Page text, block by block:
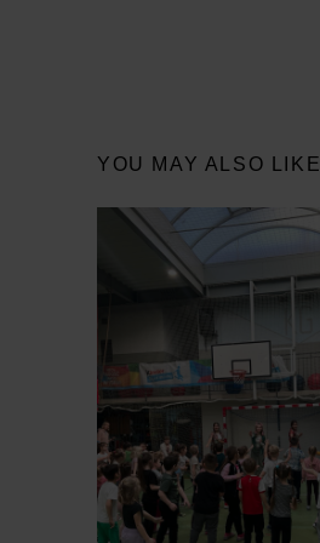
YOU MAY ALSO LIKE